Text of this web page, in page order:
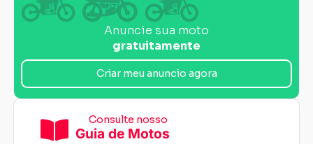
Anuncie sua moto
gratuitamente
Criar meu anuncio agora
Consulte nosso
Guia de Motos